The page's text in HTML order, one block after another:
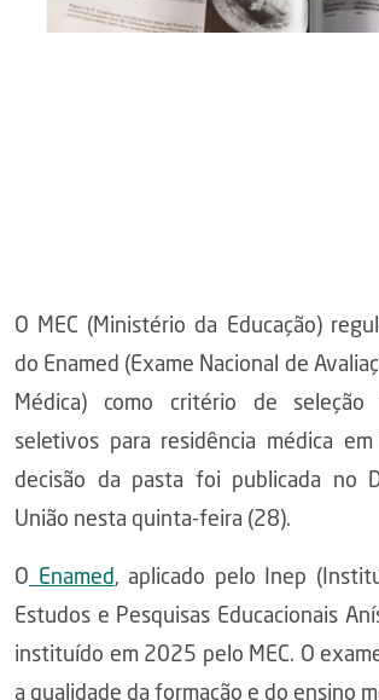
O MEC (Ministério da Educação)
do Enamed (Exame Nacional de
Médica) como critério de seleção
seletivos para residência médica
decisão da pasta foi publicada no
União nesta quinta-feira (28).
O Enamed, aplicado pelo Inep
Estudos e Pesquisas Educacionais
instituído em 2025 pelo MEC. O
a qualidade da formação e do ensino